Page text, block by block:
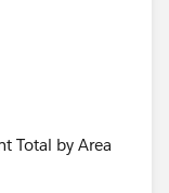
Total by Area